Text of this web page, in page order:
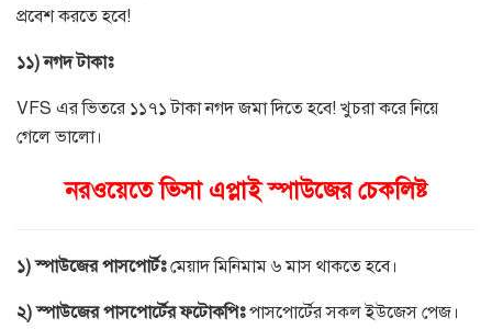
প্রবেশ করতে হবে!
১১)নগদ টাকাঃ
VFS এর ভিতরে ১১৭১ টাকা নগদ জমা দিতে হবে! খুচরা করে নিয়ে
গেলে ভালো।
নরওয়েতে ভিসা এপ্লাই স্পাউজের চেকলিষ্ট
১)স্পাউজের পাসপোর্টঃ মেয়াদ মিনিমাম ৬ মাস থাকতে হবে।
২)স্পাউজের পাসপোর্টের ফটোকপিঃ পাসপোর্টের সকল ইউজেস পেজ।